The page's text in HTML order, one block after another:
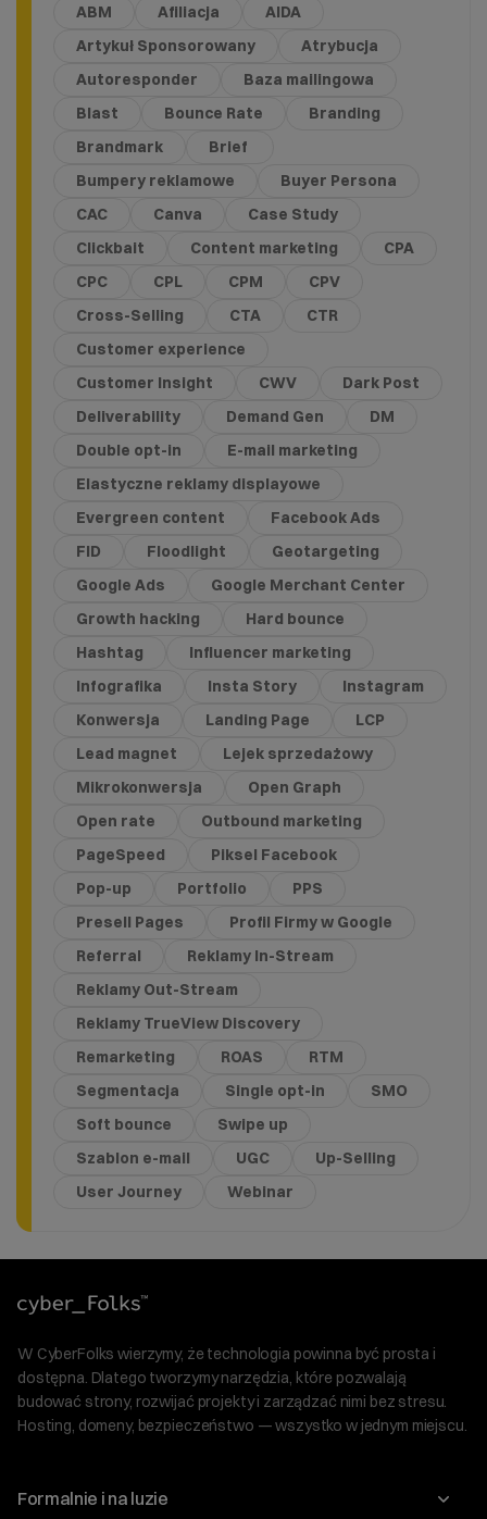
ABM Afiliacja
AIDA
Artykuł Sponsorowany
Atrybucja
Autoresponder
Baza mailingowa
Blast
Bounce Rate
Branding
Brandmark
Brief
Bumpery reklamowe
Buyer Persona
CAC
Canva
Case Study
Clickbait
Content marketing
CPA
CPC
CPL CPM
CPV
Cross-Selling
CTA
CTR
Customer experience
Customer Insight
CWV
Dark Post
Deliverability
Demand Gen
DM
Double opt-in
E-mail marketing
Elastyczne reklamy displayowe
Evergreen content
Facebook Ads
FID
Floodlight
Geotargeting
Google Ads
Google Merchant Center
Growth hacking
Hard bounce
Hashtag
Influencer marketing
Infografika
Insta Story
Instagram
Konwersja
Landing Page
LCP
Lead magnet
Lejek sprzedażowy
Mikrokonwersja
Open Graph
Open rate
Outbound marketing
PageSpeed
Piksel Facebook
Pop-up
Portfolio
PPS
Presell Pages
Profil Firmy w Google
Referral
Reklamy In-Stream
Reklamy Out-Stream
Reklamy TrueView Discovery
Remarketing
ROAS
RTM
Segmentacja
Single opt-in
SMO
Soft bounce
Swipe up
Szablon e-mail
UGC
Up-Selling
User Journey
Webinar
W CyberFolks wierzymy, że technologia powinna być prosta i
dostępna. Dlatego tworzymy narzędzia, które pozwalają
budować strony, rozwijać projekty i zarządzać nimi bez stresu.
Hosting, domeny, bezpieczeństwo — wszystko w jednym miejscu.
Formalnie i na luzie